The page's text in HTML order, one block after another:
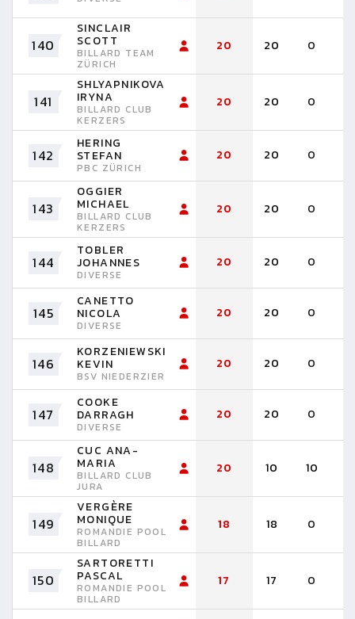
140
SINCLAIR
SCOTT
BILLARD TEAM
ZÜRICH
20 20 0
141
SHLYAPNIKOVA
IRYNA
BILLARD CLUB
KERZERS
20 20 0
142
HERING
STEFAN
PBC ZÜRICH
20 20 0
143
OGGIER
MICHAEL
BILLARD CLUB
KERZERS
20 20 0
144
TOBLER
JOHANNES
DIVERSE
20 20 0
145
CANETTO
NICOLA
DIVERSE
20 20 0
146
KORZENIEWSKI
KEVIN
BSV NIEDERZIER
20 20 0
147
COOKE
DARRAGH
DIVERSE
20 20 0
148
CUC ANA-
MARIA
BILLARD CLUB
JURA
20 10 10
149
VERGÈRE
MONIQUE
ROMANDIE POOL
BILLARD
18 18 0
150
SARTORETTI
PASCAL
ROMANDIE POOL
BILLARD
17 17 0